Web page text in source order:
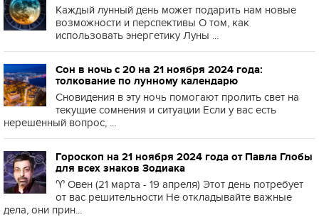
Каждый лунный день может подарить нам новые
возможности и перспективы О том, как
использовать энергетику Луны ...
Сон в ночь с 20 на 21 ноября 2024 года:
толкование по лунному календарю
Сновидения в эту ночь помогают пролить свет на
текущие сомнения и ситуации Если у вас есть
нерешённый вопрос, ...
Гороскоп на 21 ноября 2024 года от Павла Глобы
для всех знаков Зодиака
♈️ Овен (21 марта - 19 апреля) Этот день потребует
от вас решительности Не откладывайте важные
дела, они прин...